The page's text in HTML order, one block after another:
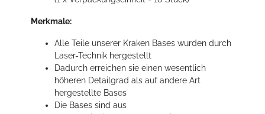
Merkmale:
Alle Teile unserer Kraken Bases wurden durch
Laser-Technik hergestellt
Dadurch erreichen sie einen wesentlich
höheren Detailgrad als auf andere Art
hergestellte Bases
Die Bases sind aus